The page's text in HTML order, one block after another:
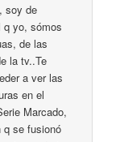
soy de
q yo, sómos
de las
la tv..Te
a ver las
en el
Marcado,
q se fusionó